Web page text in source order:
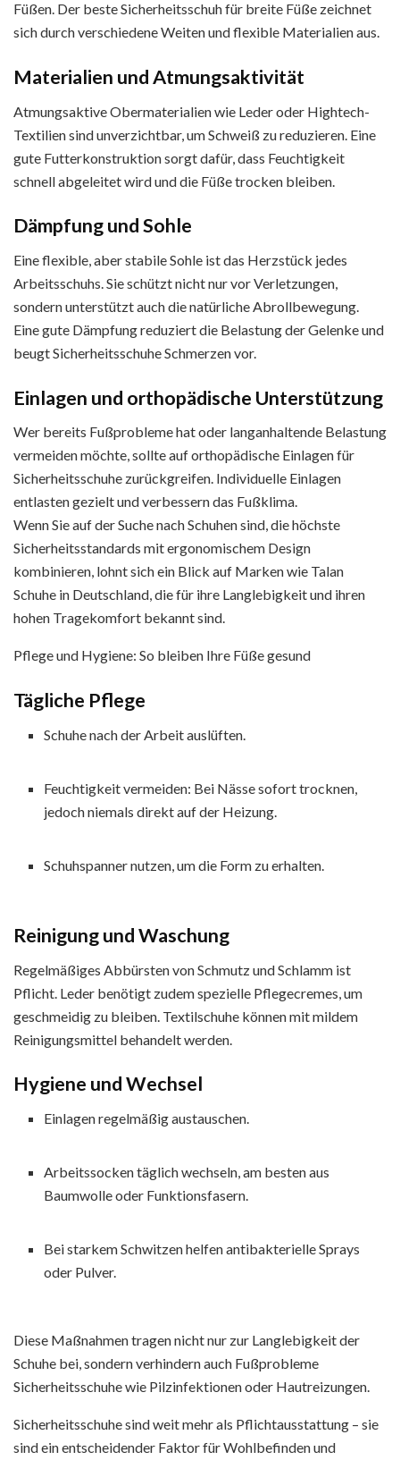
Füßen. Der beste Sicherheitsschuh für breite Füße zeichnet
sich durch verschiedene Weiten und flexible Materialien aus.
Materialien und Atmungsaktivität
Atmungsaktive Obermaterialien wie Leder oder Hightech-
Textilien sind unverzichtbar, um Schweiß zu reduzieren. Eine
gute Futterkonstruktion sorgt dafür, dass Feuchtigkeit
schnell abgeleitet wird und die Füße trocken bleiben.
Dämpfung und Sohle
Eine flexible, aber stabile Sohle ist das Herzstück jedes
Arbeitsschuhs. Sie schützt nicht nur vor Verletzungen,
sondern unterstützt auch die natürliche Abrollbewegung.
Eine gute Dämpfung reduziert die Belastung der Gelenke und
beugt Sicherheitsschuhe Schmerzen vor.
Einlagen und orthopädische Unterstützung
Wer bereits Fußprobleme hat oder langanhaltende Belastung
vermeiden möchte, sollte auf orthopädische Einlagen für
Sicherheitsschuhe zurückgreifen. Individuelle Einlagen
entlasten gezielt und verbessern das Fußklima.
Wenn Sie auf der Suche nach Schuhen sind, die höchste
Sicherheitsstandards mit ergonomischem Design
kombinieren, lohnt sich ein Blick auf Marken wie Talan
Schuhe in Deutschland, die für ihre Langlebigkeit und ihren
hohen Tragekomfort bekannt sind.
Pflege und Hygiene: So bleiben Ihre Füße gesund
Tägliche Pflege
Schuhe nach der Arbeit auslüften.
Feuchtigkeit vermeiden: Bei Nässe sofort trocknen,
jedoch niemals direkt auf der Heizung.
Schuhspanner nutzen, um die Form zu erhalten.
Reinigung und Waschung
Regelmäßiges Abbürsten von Schmutz und Schlamm ist
Pflicht. Leder benötigt zudem spezielle Pflegecremes, um
geschmeidig zu bleiben. Textilschuhe können mit mildem
Reinigungsmittel behandelt werden.
Hygiene und Wechsel
Einlagen regelmäßig austauschen.
Arbeitssocken täglich wechseln, am besten aus
Baumwolle oder Funktionsfasern.
Bei starkem Schwitzen helfen antibakterielle Sprays
oder Pulver.
Diese Maßnahmen tragen nicht nur zur Langlebigkeit der
Schuhe bei, sondern verhindern auch Fußprobleme
Sicherheitsschuhe wie Pilzinfektionen oder Hautreizungen.
Sicherheitsschuhe sind weit mehr als Pflichtausstattung – sie
sind ein entscheidender Faktor für Wohlbefinden und